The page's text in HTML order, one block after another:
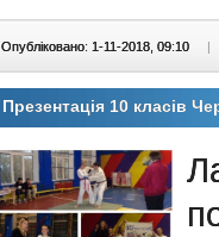
Опубліковано: 1-11-2018, 09:10 |
Презентація 10 класів